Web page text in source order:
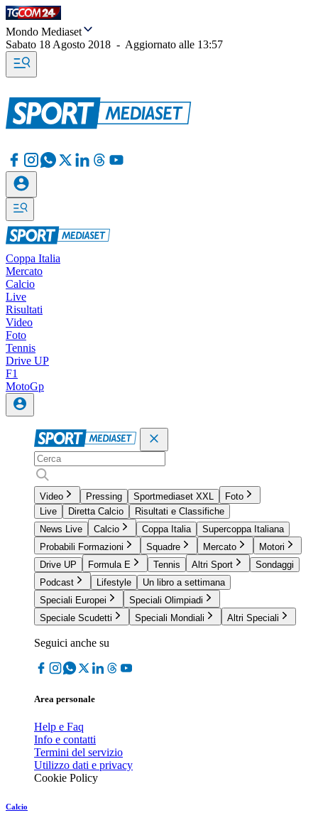
Mondo Mediaset
Sabato 18 Agosto 2018 - Aggiornato alle 13:57
Coppa Italia
Mercato
Calcio
Live
Risultati
Video
Foto
Tennis
Drive UP
F1
MotoGp
Video Pressing Sportmediaset XXL
Foto
Live
Diretta Calcio
Risultati e Classifiche
News Live
Calcio Coppa Italia
Supercoppa Italiana
Probabili Formazioni
Squadre Mercato
Motori
Drive UP
Formula E Tennis Altri Sport
Sondaggi
Podcast
Lifestyle
Un libro a settimana
Speciali Europei
Speciali Olimpiadi
Speciale Scudetti
Speciali Mondiali Altri Speciali
Seguici anche su
Area personale
Help e Faq
Info e contatti
Termini del servizio
Utilizzo dati e privacy
Cookie Policy
Calcio